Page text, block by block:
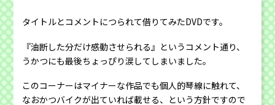
タイトルとコメントにつられて借りてみたDVDです。
『油断した分だけ感動させられる』というコメント通り、
うかつにも最後ちょっぴり涙してしまいました。
このコーナーはマイナーな作品でも個人的琴線に触れて、
なおかつバイクが出ていれば載せる、という方針ですので